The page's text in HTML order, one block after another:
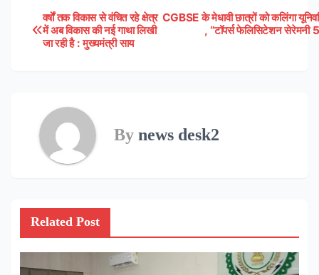
Post
navigation
CGBSE के मेधावी छात्रों को कलिंगा
, “टॉपर्स फेलिसिटेशन
वर्षों तक विकास से वंचित रहे क्षेत्र
में अब विकास की नई गाथा लिखी
जा रही है : मुख्यमंत्री साय
By news desk2
Related Post